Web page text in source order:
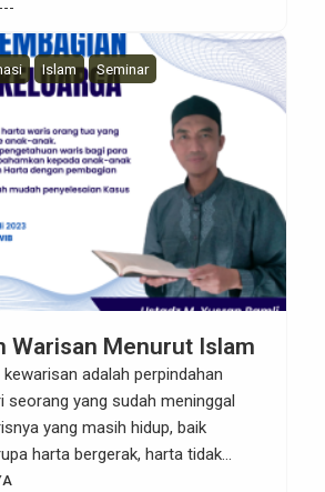
di dunia akhirnya menjadi dosa
dan tidak menjalankan perintah
jelas ada di Al-Qur’an. Nah untuk
Islam Seminar
Warisan Menurut Islam
adalah perpindahan
seorang yang sudah meninggal
yang masih hidup, baik
harta bergerak, harta tidak
hak-hak yang sesuai dengan